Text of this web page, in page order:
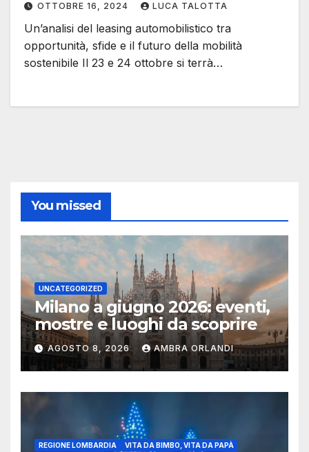
OTTOBRE 16, 2024 LUCA TALOTTA
Un’analisi del leasing automobilistico tra
opportunità, sfide e il futuro della mobilità
sostenibile Il 23 e 24 ottobre si terrà…
You missed
UNCATEGORIZED
Milano a giugno 2026: eventi,
mostre e luoghi da scoprire
AGOSTO 8, 2026 AMBRA ORLANDI
REGIONE LOMBARDIA VITA DA BIMBO, VITA DA PAPÀ